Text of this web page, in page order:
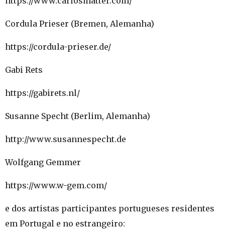
Cordula Prieser (Bremen, Alemanha)
https://cordula-prieser.de/
Gabi Rets
https://gabirets.nl/
Susanne Specht (Berlim, Alemanha)
http://www.susannespecht.de
Wolfgang Gemmer
https://www.w-gem.com/
e dos artistas participantes portugueses residentes
em Portugal e no estrangeiro: